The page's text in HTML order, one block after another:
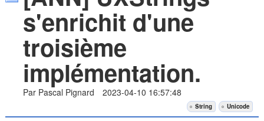
s'enrichit d'une
troisième
implémentation.
Par Pascal Pignard 2023-04-10 16:57:48
Unicode
String